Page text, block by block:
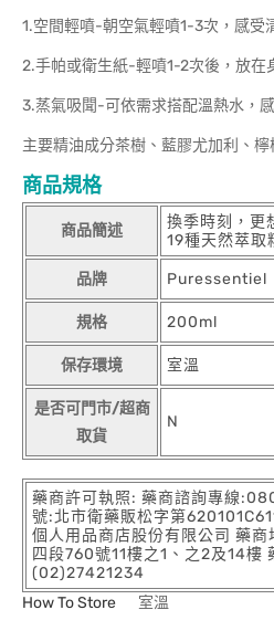
1.空間輕噴-朝空氣輕噴1-3次，感受
2.手帕或衛生紙-輕噴1-2次後，放在
3.蒸氣吸聞-可依需求搭配溫熱水，
主要精油成分茶樹、藍膠尤加利、
商品規格
商品簡述
換季時刻，更
19種天然萃取
品牌 Puressentiel
規格 200ml
保存環境 室溫
是否可門市/超商
取貨
N
藥商許可執照: 藥商諮詢專線
號:北市衛藥販松字第
個人用品商店股份有限公司 藥
四段760號11樓之1、之2及14樓
(02)27421234
How To Store
室溫